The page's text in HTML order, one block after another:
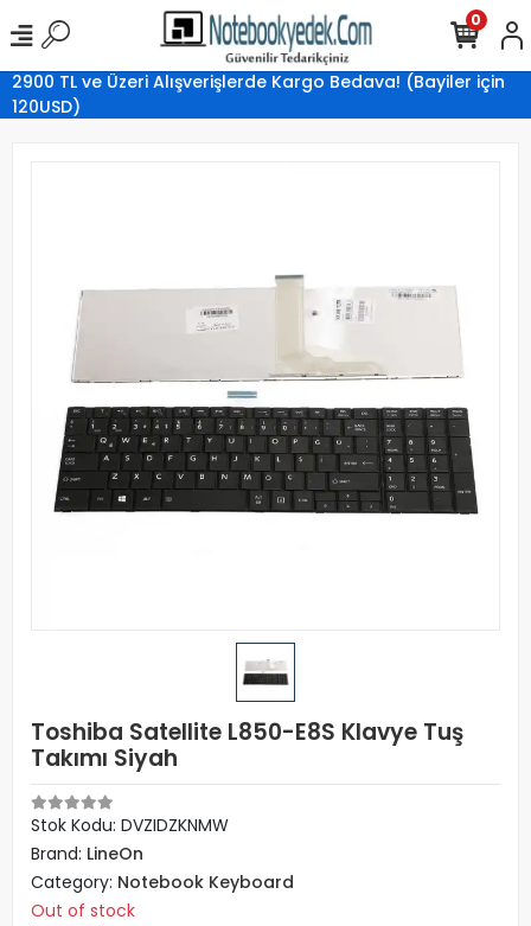
2900 TL ve Üzeri Alışverişlerde Kargo Bedava! (Bayiler için
120USD)
0
Toshiba Satellite L850-E8S Klavye Tuş
Takımı Siyah
Stok Kodu: DVZIDZKNMW
Brand: LineOn
Category: Notebook Keyboard
Out of stock